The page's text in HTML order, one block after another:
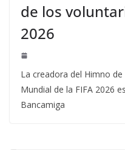
de los
2026
La creadora del Himno
Mundial de la FIFA 2026
Bancamiga